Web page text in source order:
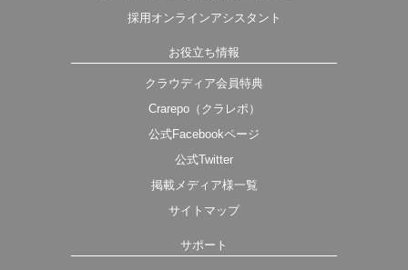
採用オンラインアシスタント
お役立ち情報
クラウディア会員特典
Crarepo（クラレポ）
公式Facebookページ
公式Twitter
掲載メディア様一覧
サイトマップ
サポート